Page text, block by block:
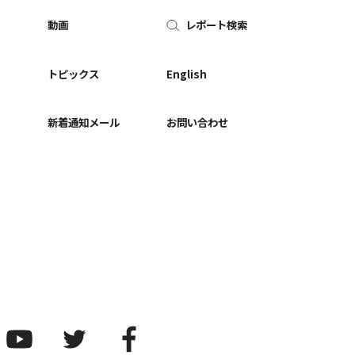
動画
トピックス
新着通知メール
レポート検索
English
お問い合わせ